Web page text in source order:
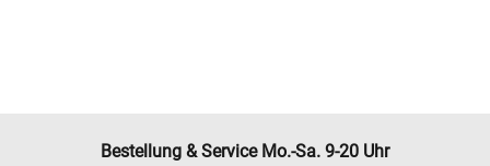
Bestellung & Service Mo.-Sa. 9-20 Uhr